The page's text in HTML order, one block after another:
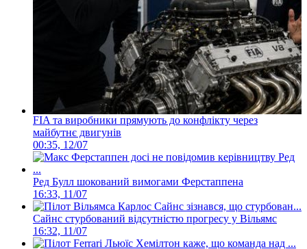
FIA та виробники прямують до конфлікту через
майбутнє двигунів
00:35, 12/07
Ред Булл шокований вимогами Ферстаппена
16:33, 11/07
Сайнс стурбований відсутністю прогресу у Вільямс
16:32, 11/07